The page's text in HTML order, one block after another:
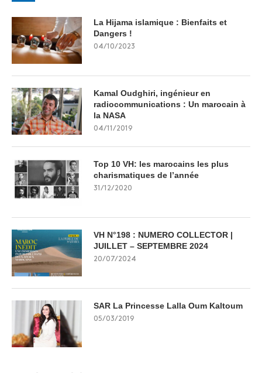
La Hijama islamique : Bienfaits et
Dangers !
04/10/2023
Kamal Oudghiri, ingénieur en
radiocommunications : Un marocain à
la NASA
04/11/2019
Top 10 VH: les marocains les plus
charismatiques de l’année
31/12/2020
VH N°198 : NUMERO COLLECTOR |
JUILLET – SEPTEMBRE 2024
20/07/2024
SAR La Princesse Lalla Oum Kaltoum
05/03/2019